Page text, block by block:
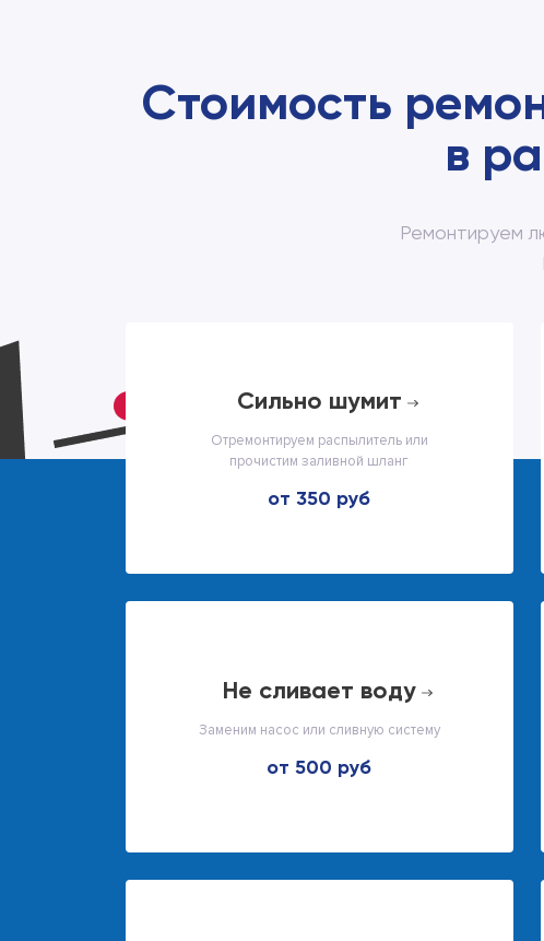
Стоимость
в
Ремонтируем
cильно шумит
Отремонтируем распылитель или
прочистим заливной шланг
от 350 руб
не сливает воду
Заменим насос или сливную систему
от 500 руб